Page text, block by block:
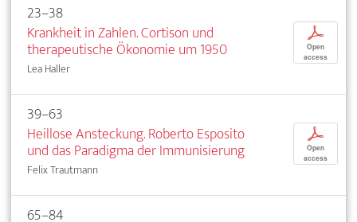
23–38
Krankheit in Zahlen. Cortison und
therapeutische Ökonomie um 1950
Lea Haller
p
Open
access
39–63
Heillose Ansteckung. Roberto Esposito
und das Paradigma der Immunisierung
Felix Trautmann
p
Open
access
65–84